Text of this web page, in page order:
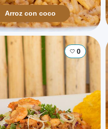
Arroz con coco
0